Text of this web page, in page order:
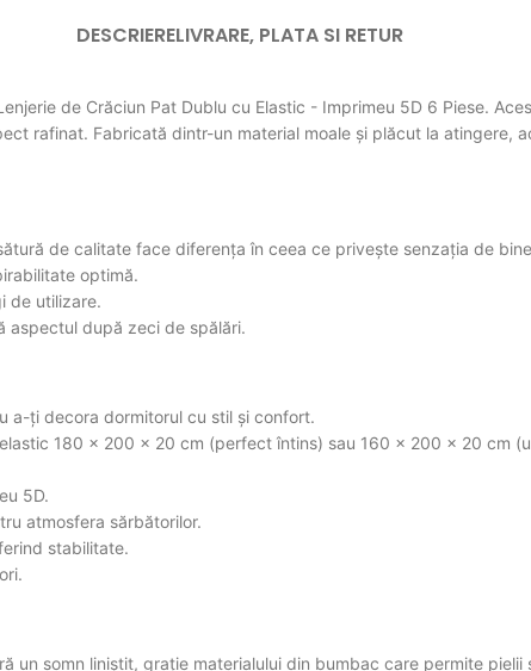
DESCRIERELIVRARE, PLATA SI RETUR
de Crăciun Pat Dublu cu Elastic - Imprimeu 5D 6 Piese.
rafinat. Fabricată dintr-un material moale și plăcut la atingere,
de calitate face diferența în ceea ce privește senzația de
optimă.
de utilizare.
aspectul după zeci de spălări.
a-ți decora dormitorul cu stil și confort.
180 × 200 × 20 cm (perfect întins) sau 160 × 200 × 20 cm
5D.
atmosfera sărbătorilor.
stabilitate.
un somn liniștit, grație materialului din bumbac care permite